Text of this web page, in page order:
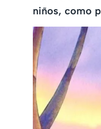
niños, como